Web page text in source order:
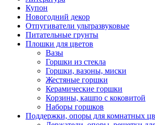
Купон
Новогодний декор
Отпугиватели ультразвуковые
Питательные грунты
Плошки для цветов
Вазы
Горшки из стекла
Горшки, вазоны, миски
Жестяные горшки
Керамические горшки
Корзины, кашпо с коковитой
Наборы горшков
Поддержки, опоры для комнатных